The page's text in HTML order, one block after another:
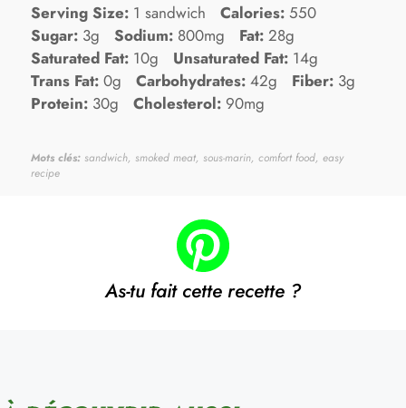
Serving Size: 1 sandwich Calories: 550
Sugar: 3g Sodium: 800mg Fat: 28g
Saturated Fat: 10g Unsaturated Fat: 14g
Trans Fat: 0g Carbohydrates: 42g Fiber: 3g
Protein: 30g Cholesterol: 90mg
Mots clés: sandwich, smoked meat, sous-marin, comfort food, easy
recipe
As-tu fait cette recette ?